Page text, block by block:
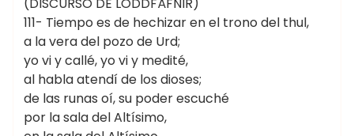
111- Tiempo es de hechizar en el trono del thul,
a la vera del pozo de Urd;
yo vi y callé, yo vi y medité,
al habla atendí de los dioses;
de las runas oí, su poder escuché
por la sala del Altísimo,